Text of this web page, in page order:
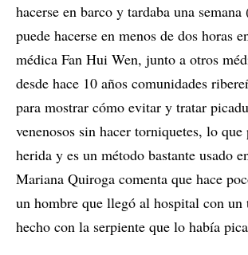
hacerse en barco y tardaba una
puede hacerse en menos de dos horas
médica Fan Hui Wen, junto a otros
desde hace 10 años comunidades
para mostrar cómo evitar y tratar
venenosos sin hacer torniquetes, lo que
herida y es un método bastante usado
Mariana Quiroga comenta que hace
un hombre que llegó al hospital con un
hecho con la serpiente que lo había